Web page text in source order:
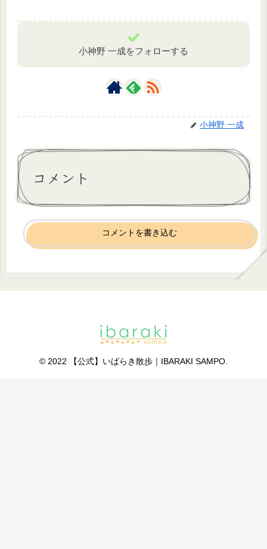
小神野 一成をフォローする
小神野 一成
コメント
コメントを書き込む
© 2022 【公式】いばらき散歩｜IBARAKI SAMPO.